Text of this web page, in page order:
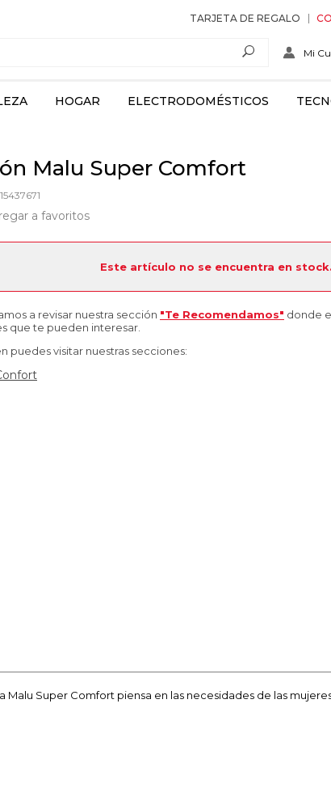
TARJETA DE REGALO
Mi
HOGAR ELECTRODOMÉSTICOS
Malu Super Comfort
a favoritos
Este artículo no se encuentra en stock.
a revisar nuestra sección "Te Recomendamos" donde
que te pueden interesar.
puedes visitar nuestras secciones:
Super Comfort piensa en las necesidades de las